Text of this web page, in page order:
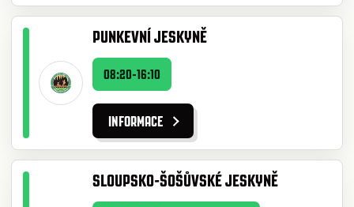
PUNKEVNÍ JESKYNĚ
08:20-16:10
INFORMACE
SLOUPSKO-ŠOŠŮVSKÉ JESKYNĚ